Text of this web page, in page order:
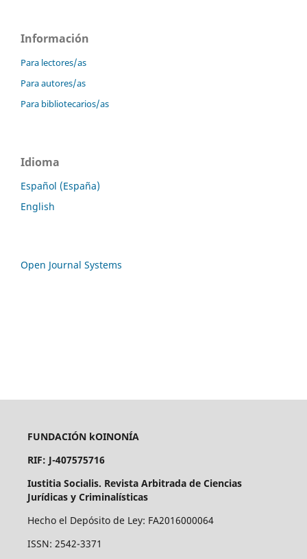
Información
Para lectores/as
Para autores/as
Para bibliotecarios/as
Idioma
Español (España)
English
Open Journal Systems
FUNDACIÓN kOINONÍA
RIF: J-407575716
Iustitia Socialis. Revista Arbitrada de Ciencias
Jurídicas y Criminalísticas
Hecho el Depósito de Ley: FA2016000064
ISSN: 2542-3371